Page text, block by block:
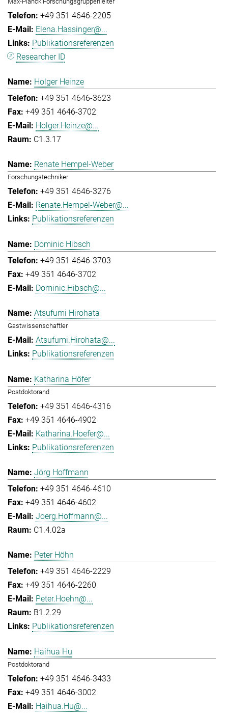
+49 351 4646-2205
Elena.Hassinger@...
Publikationsreferenzen
Researcher ID
Holger Heinze
+49 351 4646-3623
+49 351 4646-3702
Holger.Heinze@...
C1.3.17
Renate Hempel-Weber
Forschungstechniker
+49 351 4646-3276
Renate.Hempel-Weber@...
Publikationsreferenzen
Dominic Hibsch
+49 351 4646-3703
+49 351 4646-3702
Dominic.Hibsch@...
Atsufumi Hirohata
Gastwissenschaftler
Atsufumi.Hirohata@...
Publikationsreferenzen
Katharina Höfer
Postdoktorand
+49 351 4646-4316
+49 351 4646-4902
Katharina.Hoefer@...
Publikationsreferenzen
Jörg Hoffmann
+49 351 4646-4610
+49 351 4646-4602
Joerg.Hoffmann@...
C1.4.02a
Peter Höhn
+49 351 4646-2229
+49 351 4646-2260
Peter.Hoehn@...
B1.2.29
Publikationsreferenzen
Haihua Hu
Postdoktorand
+49 351 4646-3433
+49 351 4646-3002
Haihua.Hu@...